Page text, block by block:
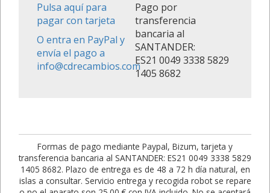
Pulsa aquí para
pagar con tarjeta
O entra en PayPal y
envía el pago a
info@cdrecambios.com
Pago por
transferencia
bancaria al
SANTANDER:
ES21 0049 3338 5829
1405 8682
Formas de pago mediante Paypal, Bizum, tarjeta y
transferencia bancaria al SANTANDER: ES21 0049 3338 5829
1405 8682. Plazo de entrega es de 48 a 72 h día natural, en
islas a consultar. Servicio entrega y recogida robot se repare